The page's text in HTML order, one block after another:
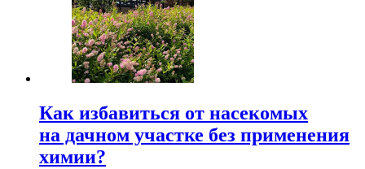
Как избавиться от насекомых
на дачном участке без применения
химии?